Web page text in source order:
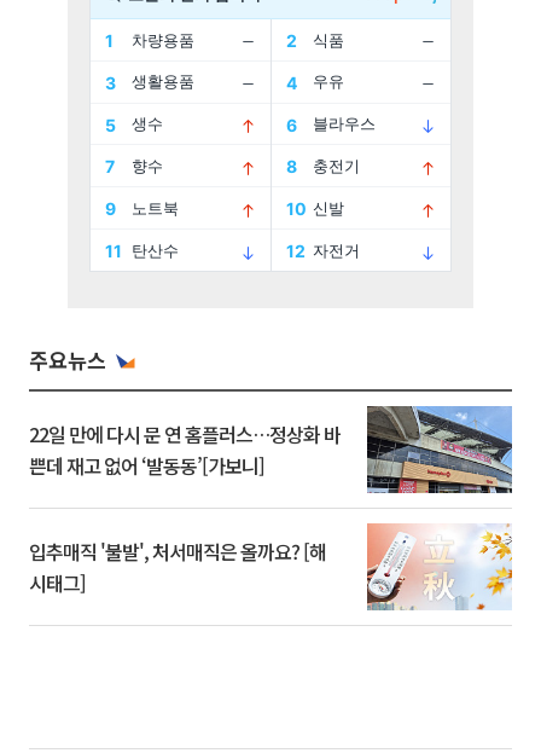
주요뉴스
22일 만에 다시 문 연 홈플러스…정상화 바
쁜데 재고 없어 ‘발동동’[가보니]
입추매직 '불발', 처서매직은 올까요? [해
시태그]